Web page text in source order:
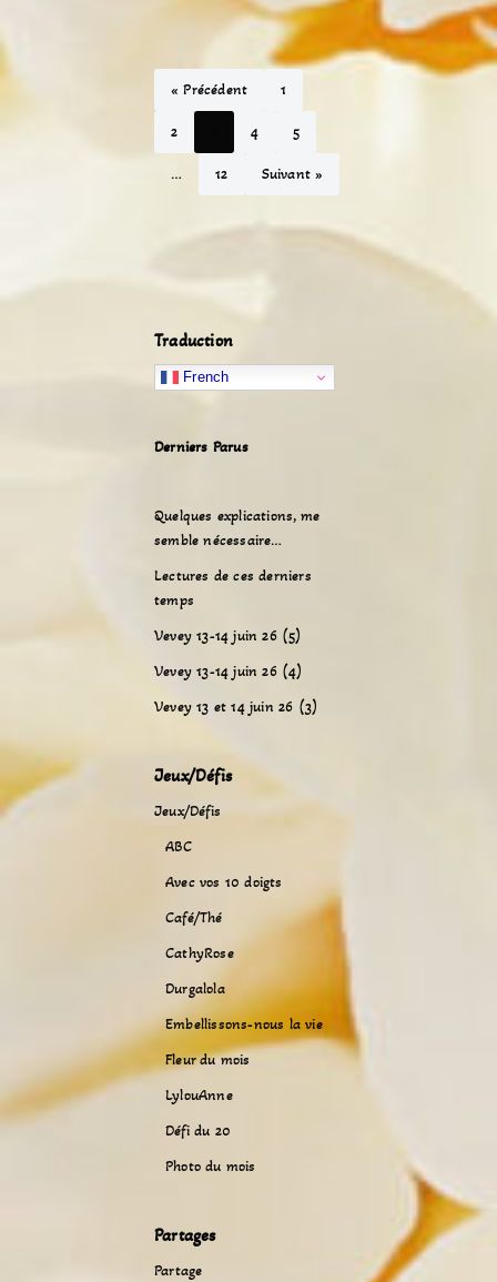
« Précédent 1
2 4 5
… 12 Suivant »
Traduction
French
Derniers Parus
Quelques explications, me
semble nécessaire…
Lectures de ces derniers
temps
Vevey 13-14 juin 26 (5)
Vevey 13-14 juin 26 (4)
Vevey 13 et 14 juin 26 (3)
Jeux/Défis
Jeux/Défis
ABC
Avec vos 10 doigts
Café/Thé
CathyRose
Durgalola
Embellissons-nous la vie
Fleur du mois
LylouAnne
Défi du 20
Photo du mois
Partages
Partage